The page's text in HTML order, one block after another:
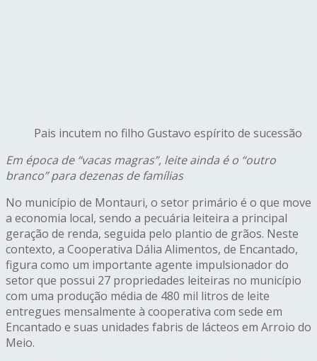
Pais incutem no filho Gustavo espírito de sucessão
Em época de “vacas magras”, leite ainda é o “outro
branco” para dezenas de famílias
No município de Montauri, o setor primário é o que move
a economia local, sendo a pecuária leiteira a principal
geração de renda, seguida pelo plantio de grãos. Neste
contexto, a Cooperativa Dália Alimentos, de Encantado,
figura como um importante agente impulsionador do
setor que possui 27 propriedades leiteiras no município
com uma produção média de 480 mil litros de leite
entregues mensalmente à cooperativa com sede em
Encantado e suas unidades fabris de lácteos em Arroio do
Meio.